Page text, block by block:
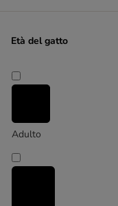
Età del gatto
Adulto